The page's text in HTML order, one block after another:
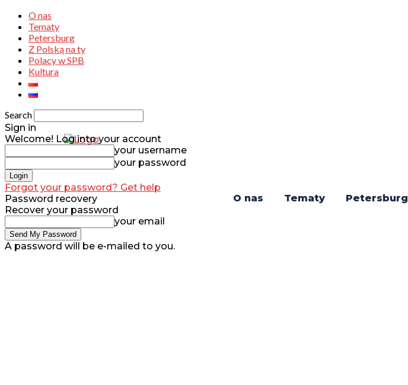
O nas
Tematy
Petersburg
Z Polską na ty
Polacy w SPB
Kultura
Search
O nas Tematy Petersburg
Sign in
Welcome! Log into your account
your username
your password
Forgot your password? Get help
Password recovery
Recover your password
your email
A password will be e-mailed to you.